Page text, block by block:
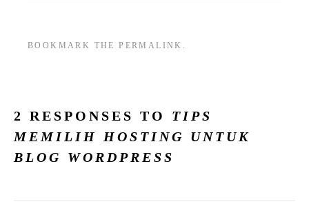
BOOKMARK THEPERMALINK
2 RESPONSES TO TIPS
MEMILIH HOSTING UNTUK
BLOG WORDPRESS